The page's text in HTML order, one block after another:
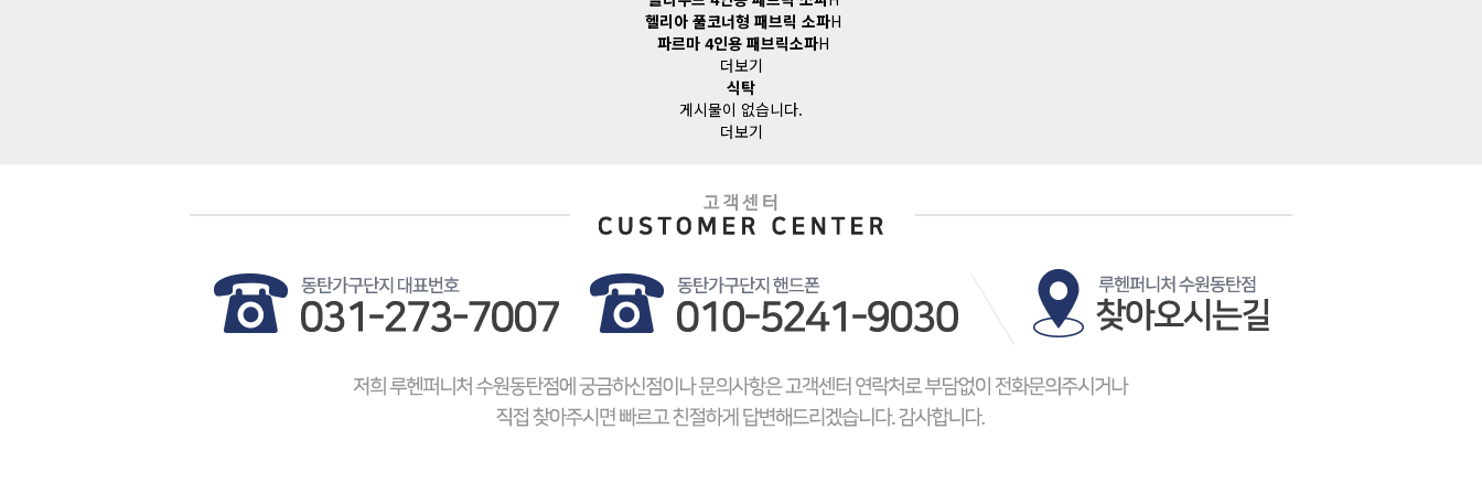
헬리아 풀코너형 패브릭 소파H
파르마 4인용 패브릭소파H
더보기
식탁
게시물이 없습니다.
더보기